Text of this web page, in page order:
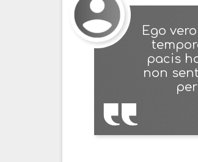
Ego
pacis
non